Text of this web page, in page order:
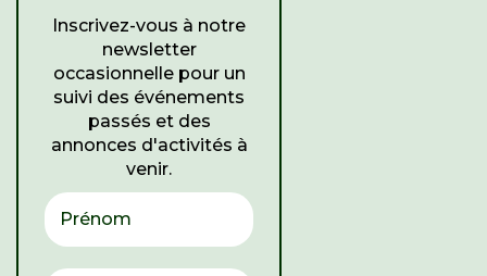
Inscrivez-vous à notre
newsletter
occasionnelle pour un
suivi des événements
passés et des
annonces d'activités à
venir.